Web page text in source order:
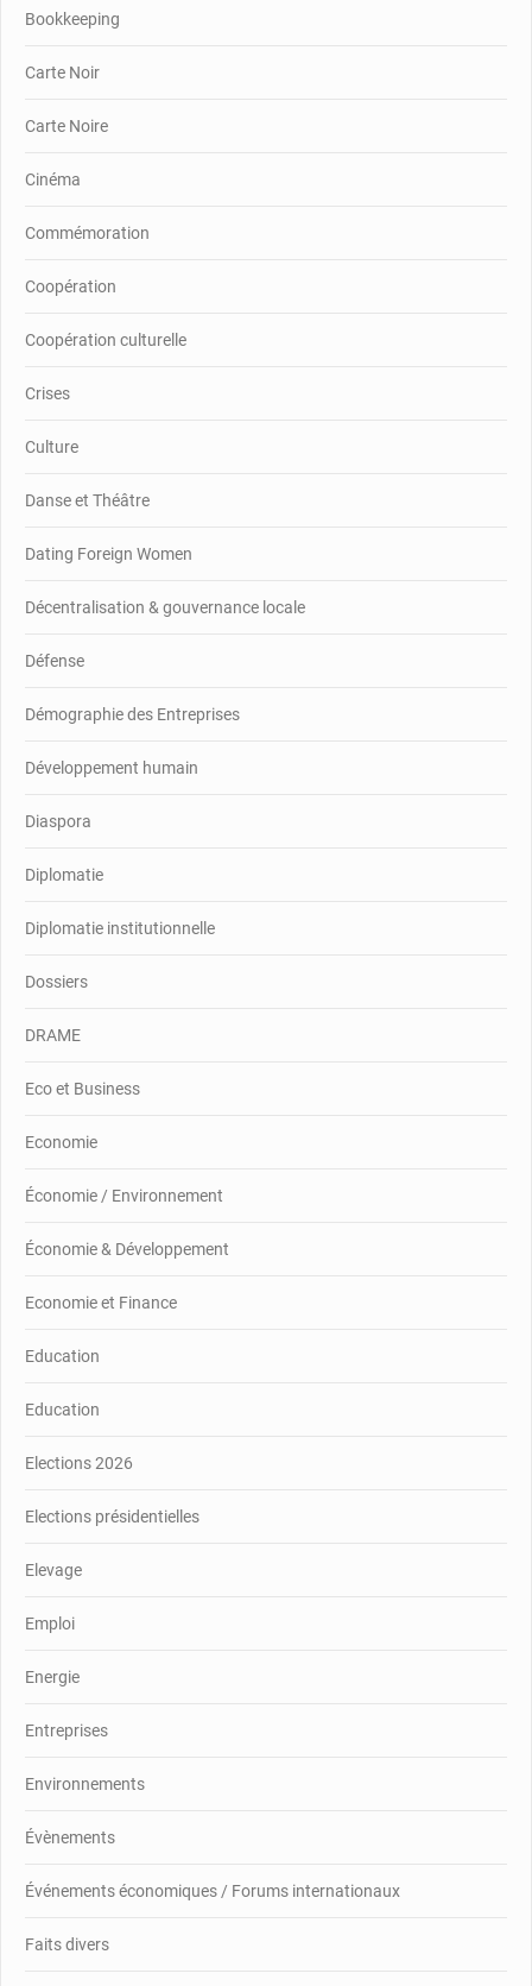
Bookkeeping
Carte Noir
Carte Noire
Cinéma
Commémoration
Coopération
Coopération culturelle
Crises
Culture
Danse et Théâtre
Dating Foreign Women
Décentralisation & gouvernance locale
Défense
Démographie des Entreprises
Développement humain
Diaspora
Diplomatie
Diplomatie institutionnelle
Dossiers
DRAME
Eco et Business
Economie
Économie / Environnement
Économie & Développement
Economie et Finance
Education
Education
Elections 2026
Elections présidentielles
Elevage
Emploi
Energie
Entreprises
Environnements
Évènements
Événements économiques / Forums internationaux
Faits divers